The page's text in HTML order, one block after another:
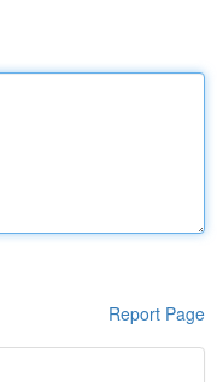
Report Page